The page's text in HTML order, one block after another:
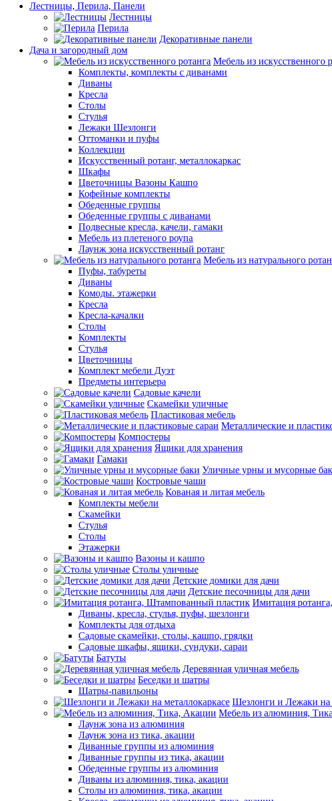
Лестницы, Перила, Панели
Лестницы
Перила
Декоративные панели
Дача и загородный дом
Мебель из искусственного
Комплекты, комплекты с диванами
Диваны
Кресла
Столы
Стулья
Лежаки Шезлонги
Оттоманки и пуфы
Коллекции
Искусственный ротанг, металлокаркас
Шкафы
Цветочницы Вазоны Кашпо
Кофейные комплекты
Обеденные группы
Обеденные группы с диванами
Подвесные кресла, качели, гамаки
Мебель из плетеного роупа
Лаунж зона искусственный ротанг
Мебель из натурального
Пуфы, табуреты
Диваны
Комоды. этажерки
Кресла
Кресла-качалки
Столы
Комплекты
Стулья
Цветочницы
Комплект мебели Дуэт
Предметы интерьера
Садовые качели
Скамейки уличные
Пластиковая мебель
Металлические и
Компостеры
Ящики для хранения
Гамаки
Уличные урны и мусорные
Костровые чаши
Кованая и литая мебель
Комплекты мебели
Скамейки
Стулья
Столы
Этажерки
Вазоны и кашпо
Столы уличные
Детские домики для дачи
Детские песочницы для дачи
Имитация
Диваны, кресла, стулья, пуфы, шезлонги
Комплекты для отдыха
Садовые скамейки, столы, кашпо, грядки
Садовые шкафы, ящики, сундуки, сараи
Батуты
Деревянная уличная мебель
Беседки и шатры
Шатры-павильоны
Шезлонги и Лежаки на
Мебель из алюминия,
Лаунж зона из алюминия
Лаунж зона из тика, акации
Диванные группы из алюминия
Диванные группы из тика, акации
Обеденные группы из алюминия
Диваны из алюминия, тика, акации
Столы из алюминия, тика, акации